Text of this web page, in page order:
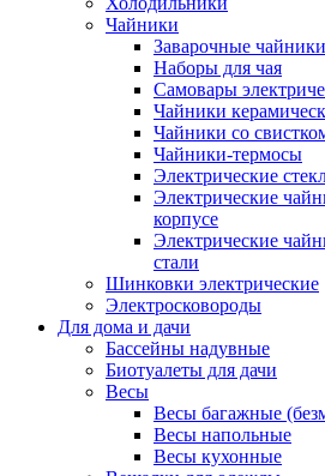
Чайники
Заварочные
Наборы для чая
Самовары
Чайники
Чайники со
Чайники-термосы
Электрические
Электрические
корпусе
Электрические
стали
Шинковки электрические
Электросковороды
Для дома и дачи
Бассейны надувные
Биотуалеты для дачи
Весы
Весы багажные
Весы напольные
Весы кухонные